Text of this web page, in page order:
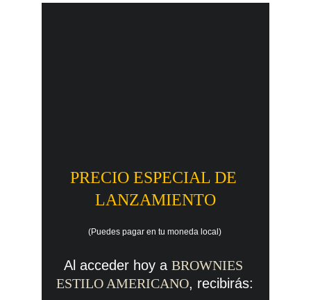
(Puedes pagar en tu moneda local)
Al acceder hoy a BROWNIES
ESTILO AMERICANO, recibirás:
PRECIO ESPECIAL DE
LANZAMIENTO